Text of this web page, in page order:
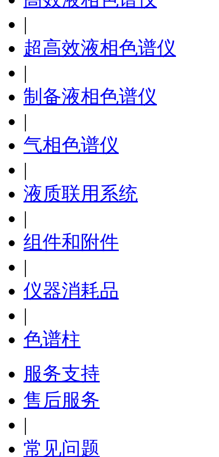
|
超高效液相色谱仪
|
制备液相色谱仪
|
气相色谱仪
|
液质联用系统
|
组件和附件
|
仪器消耗品
|
色谱柱
服务支持
售后服务
|
常见问题